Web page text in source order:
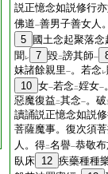
説正憶念如説修行
佛道一善男子善女人
5
國土念起聚落念
聞 レ 7 毀二謗其師一
妹諸餘親里一。若念レ
10 女一若念二婬女一
惡魔復益 二其念一。破
讀誦説正憶念如説
菩薩魔事。復次須
人。得二名譽一恭敬
臥床 12 疾藥種種